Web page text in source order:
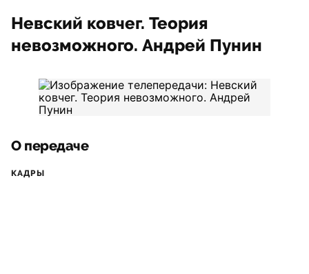
Невский ковчег. Теория
невозможного. Андрей Пунин
О передаче
КАДРЫ